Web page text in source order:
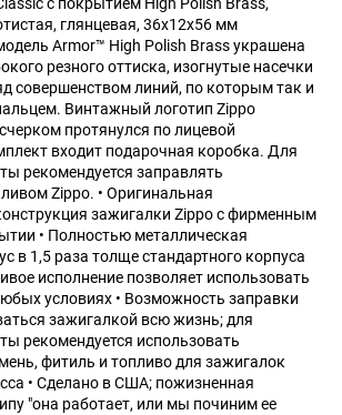
глянцевая, 36x12x56 мм
Armor™ High Polish Brass украшена
резного оттиска, изогнутые насечки
совершенством линий, по которым так и
Винтажный логотип Zippo
протянулся по лицевой
входит подарочная коробка. Для
рекомендуется заправлять
Zippo. • Оригинальная
зажигалки Zippo с фирменным
• Полностью металлическая
в 1,5 раза толще стандартного корпуса
исполнение позволяет использовать
условиях • Возможность заправки
зажигалкой всю жизнь; для
рекомендуется использовать
фитиль и топливо для зажигалок
• Сделано в США; пожизненная
"она работает, или мы починим ее